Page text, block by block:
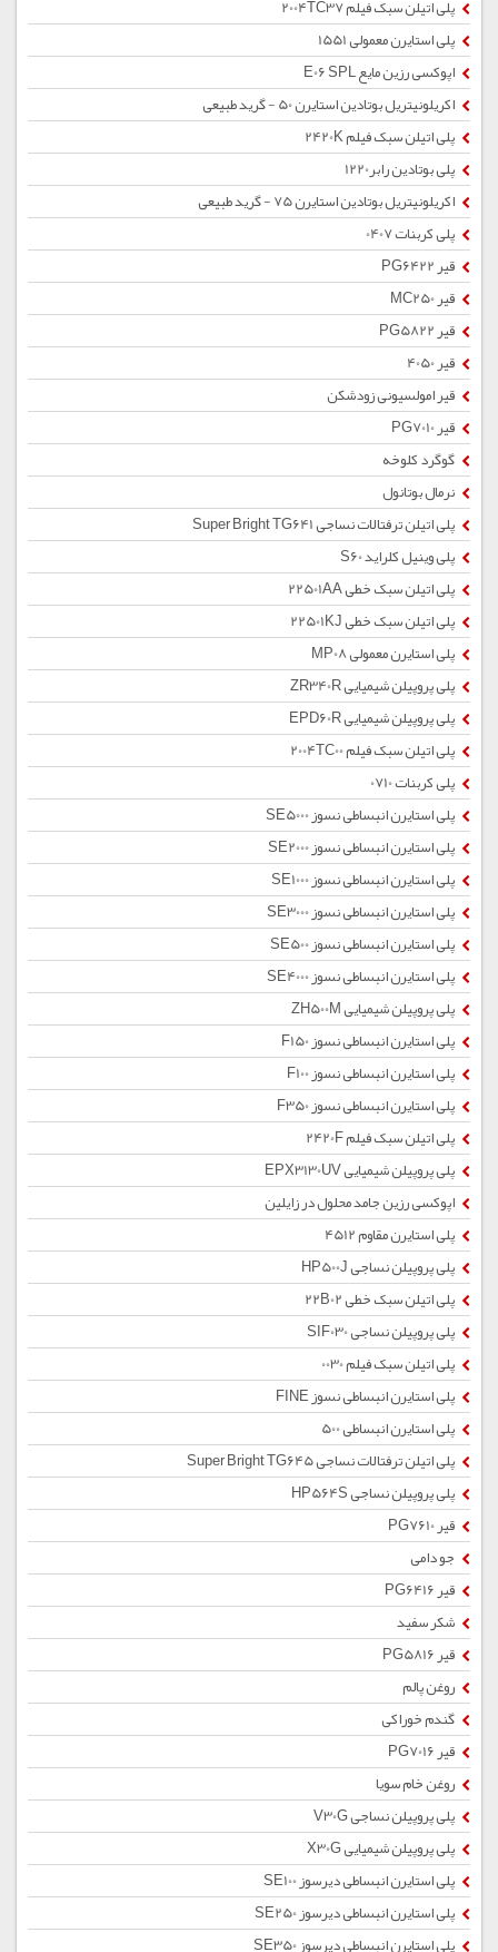
پلی اتیلن سبک فیلم 2004TC37
پلی استایرن معمولی 1551
اپوکسی رزین مایع E06 SPL
اکریلونیتریل بوتادین استایرن 50 - گرید طبیعی
پلی اتیلن سبک فیلم 2420K
پلی بوتادین رابر1220
اکریلونیتریل بوتادین استایرن 75 - گرید طبیعی
پلی کربنات 0407
قیر PG6422
قیر MC250
قیر PG5822
قیر 4050
قیر امولسیونی زودشکن
قیر PG7010
گوگرد کلوخه
نرمال بوتانول
پلی اتیلن ترفتالات نساجی Super Bright TG641
پلی وینیل کلراید S60
پلی اتیلن سبک خطی 22501AA
پلی اتیلن سبک خطی 22501KJ
پلی استایرن معمولی MP08
پلی پروپیلن شیمیایی ZR340R
پلی پروپیلن شیمیایی EPD60R
پلی اتیلن سبک فیلم 2004TC00
پلی کربنات 0710
پلی استایرن انبساطی نسوز SE5000
پلی استایرن انبساطی نسوز SE2000
پلی استایرن انبساطی نسوز SE1000
پلی استایرن انبساطی نسوز SE3000
پلی استایرن انبساطی نسوز SE500
پلی استایرن انبساطی نسوز SE4000
پلی پروپیلن شیمیایی ZH500M
پلی استایرن انبساطی نسوز F150
پلی استایرن انبساطی نسوز F100
پلی استایرن انبساطی نسوز F350
پلی اتیلن سبک فیلم 2420F
پلی پروپیلن شیمیایی EPX3130UV
اپوکسی رزین جامد محلول در زایلین
پلی استایرن مقاوم 4512
پلی پروپیلن نساجی HP500J
پلی اتیلن سبک خطی 22B02
پلی پروپیلن نساجی SIF030
پلی اتیلن سبک فیلم 0030
پلی استایرن انبساطی نسوز FINE
پلی استایرن انبساطی 500
پلی اتیلن ترفتالات نساجی Super Bright TG645
پلی پروپیلن نساجی HP564S
قیر PG7610
جو دامی
قیر PG6416
شکر سفید
قیر PG5816
روغن پالم
گندم خوراکی
قیر PG7016
روغن خام سویا
پلی پروپیلن نساجی V30G
پلی پروپیلن شیمیایی X30G
پلی استایرن انبساطی دیرسوز SE100
پلی استایرن انبساطی دیرسوز SE250
پلی استایرن انبساطی دیرسوز SE350